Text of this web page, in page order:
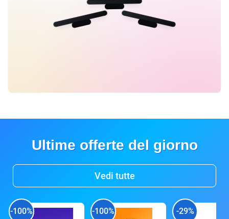
Ultime offerte del giorno
Vedi tutte
-100% -100% -29%